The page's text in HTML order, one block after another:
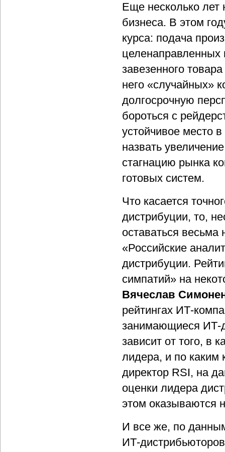
Еще несколько лет
бизнеса. В этом
курса: подача
целенаправленных
завезенного
него «случайных»
долгосрочную
бороться с
устойчивое место
назвать
стагнацию рынка
готовых систем.
Что касается
дистрибуции, то,
оставаться весьма
«Российские
дистрибуции.
симпатий» на
Вячеслав
рейтингах ИТ-
занимающиеся ИТ-
зависит от того, в
лидера, и по каким
директор RSI, на
оценки лидера
этом оказываются
И все же, по
ИТ-